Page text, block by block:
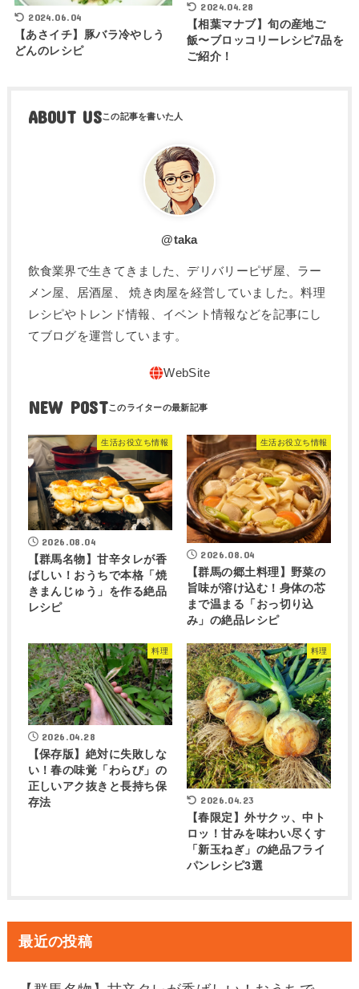
2024.06.04
【あさイチ】豚バラ冷やしう
どんのレシピ
2024.04.28
【相葉マナブ】旬の産地ご
飯〜ブロッコリーレシピ7品を
ご紹介！
ABOUT US
@taka
飲食業界で生きてきました、デリバリーピザ屋、ラー
メン屋、居酒屋、 焼き肉屋を経営していました。料理
レシピやトレンド情報、イベント情報などを記事にし
てブログを運営しています。
NEW POST
生活お役立ち情報
2026.08.04
【群馬名物】甘辛タレが香
ばしい！おうちで本格「焼
きまんじゅう」を作る絶品
レシピ
生活お役立ち情報
2026.08.04
【群馬の郷土料理】野菜の
旨味が溶け込む！身体の芯
まで温まる「おっ切り込
み」の絶品レシピ
料理
2026.04.28
【保存版】絶対に失敗しな
い！春の味覚「わらび」の
正しいアク抜きと長持ち保
存法
料理
2026.04.23
【春限定】外サクッ、中ト
ロッ！甘みを味わい尽くす
「新玉ねぎ」の絶品フライ
パンレシピ3選
最近の投稿